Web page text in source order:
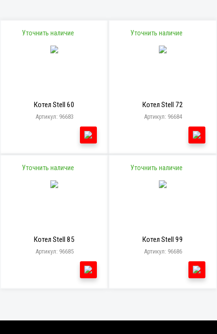
Уточнить наличие
Котел Stell 60
Артикул: 96683
Уточнить наличие
Котел Stell 72
Артикул: 96684
Уточнить наличие
Котел Stell 85
Артикул: 96685
Уточнить наличие
Котел Stell 99
Артикул: 96686